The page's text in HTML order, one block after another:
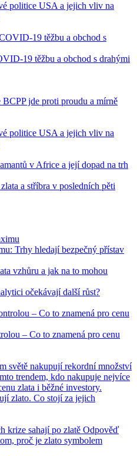
politice USA a jejich vliv na
19 těžbu a obchod s drahými
jde proti proudu a mírně
politice USA a jejich vliv na
v Africe a její dopad na trh
a stříbra v posledních pěti
Trhy hledají bezpečný přístav
očekávají další růst?
– Co to znamená pro cenu
zlato. Co stojí za jejich